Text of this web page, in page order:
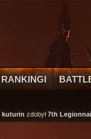
RANKINGI
zdobył7th